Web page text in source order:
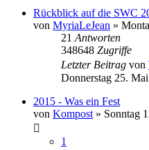
Rückblick auf die SWC
von MyriaLeJean »
21 Antworten
348648 Zugriffe
Letzter Beitrag von
Donnerstag 25.
2015 - Was ein Fest
von Kompost » Sonntag
1